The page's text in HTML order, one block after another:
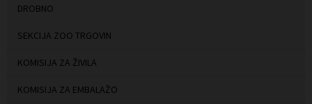
DROBNO
SEKCIJA ZOO TRGOVIN
KOMISIJA ZA ŽIVILA
KOMISIJA ZA EMBALAŽO